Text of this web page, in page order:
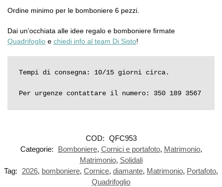
Ordine minimo per le bomboniere 6 pezzi.
Dai un’occhiata alle idee regalo e bomboniere firmate
Quadrifoglio e chiedi info al team Di Sisto!
Tempi di consegna: 10/15 giorni circa.
Per urgenze contattare il numero: 350 189 3567
COD: QFC953
Categorie:
Bomboniere, Cornici e portafoto, Matrimonio,
Matrimonio, Solidali
Tag:
2026, bomboniere, Cornice, diamante, Matrimonio, Portafoto,
Quadrifoglio